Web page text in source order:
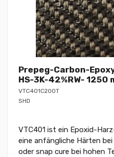
Prepeg-Carbon-
HS-3K-42%RW- 1250
VTC401C200T
SHD
VTC401 ist ein Epoxid-
eine anfängliche Härten
oder snap cure bei hohen